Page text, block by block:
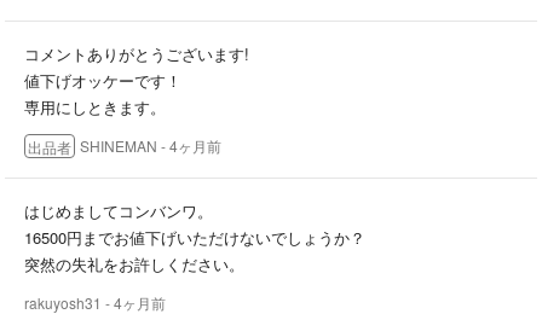
コメントありがとうございます!
値下げオッケーです！
専用にしときます。
出品者 SHINEMAN - 4ヶ月前
はじめましてコンバンワ。
16500円までお値下げいただけないでしょうか？
突然の失礼をお許しください。
rakuyosh31 - 4ヶ月前